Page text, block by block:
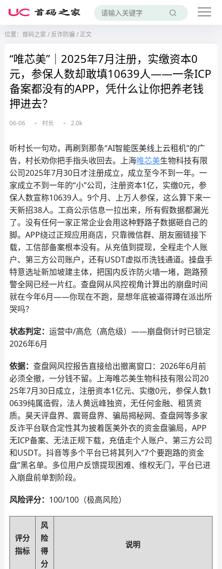
位置： 首码之家 / 反诈防骗 /正文
“唯芯美”｜2025年7月注册，实缴资本0
元，参保人数却敢填10639人——一条ICP
备案都没有的APP，凭什么让你把养老钱
押进去？
06-06 村长 2.0k
听村长一句劝，再刷到那条“AI智能医美线上云租机”的广
告，村长劝你把手指头收回去。上海唯芯美生物科技有限
公司2025年7月30日才注册成立，成立至今不到一年。一
家成立不到一年的“小”公司，注册资本1亿，实缴0元，参
保人数宣称10639人。9个月、上万人参保，这么算下来一
天新招38人。工商公示信息一拉出来，所有假数据都漏光
了。没有任何一家正常企业会用这种野路子数据砸自己的
脚。APP绕过正规应用商店，只靠微信群、朋友圈链接下
载，工信部备案根本没有。从充值到提现，全程走个人账
户、第三方公司账户，还有USDT虚拟币洗钱通道。操盘手
特意选址新加坡建主体，把国内反诈防火墙一堵，跑路预
警全网已经一片红。查盘网从风控视角计算出的崩盘时间
就在今年6月——你现在不跑，是想年底被逼得蹲在派出所
哭吗？
状态判定： 运营中/高危（高危级）——崩盘倒计时已锁定
2026年6月
依据： 查盘网风控报告直接给出撤离窗口：2026年6月前
必须全撤，一分钱不留。上海唯芯美生物科技有限公司20
25年7月30日成立，注册资本1亿元、实缴0元，参保人数1
0639纯属造假，法人黄远峰独资，无任何金融、租赁资
质。昊天评盘界、震哥盘界、骗局揭秘网、查盘网等多家
反诈平台联合定性其为披着医美外衣的资金盘骗局，APP
无ICP备案、无法正规下载，充值走个人账户、第三方公司
和USDT。抖音等多个平台已将其列入“7个要跑路的资金
盘”黑名单。多位用户反馈提现困难、维权无门，平台已进
入崩盘前单割阶段。
风险评分： 100/100（极高风险）
评分
指标
风
险
得
分
说明